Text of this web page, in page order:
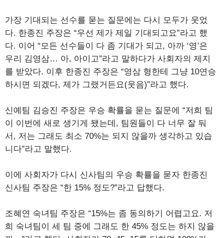
가장 기대되는 선수를 묻는 질문에는 다시 모두가 웃었
다. 한종진 주장은 “우선 제가 제일 기대되고요”라고 했
다. 이어 “모든 선수들이 다 좀 기대가 되고, 아까 ‘영’은
우리 김영삼… 아, 아이고”라고 말하다가 사회자의 제지
를 받았다. 이후 한종진 주장은 “영삼 형한테 그냥 10연승
하시면 되겠다, 제가 그랬거든요(웃음)”라고 했다.
신예팀 김승진 주장은 우승 확률을 묻는 질문에 “저희 팀
이 이번에 새로 생기게 됐는데, 팀원들이 다 너무 잘 둬
서, 저는 그래도 최소 70%는 되지 않을까 생각하고 있습
니다”라고 말했다.
이에 사회자가 다시 신사팀의 우승 확률을 묻자 한종진
신사팀 주장은 “한 15% 정도?”라고 답했다.
조혜연 숙녀팀 주장은 “15%는 좀 동의하기 어렵고요. 저
희 숙녀팀이 세 팀 중에 그래도 한 45% 정도는 하지 않을